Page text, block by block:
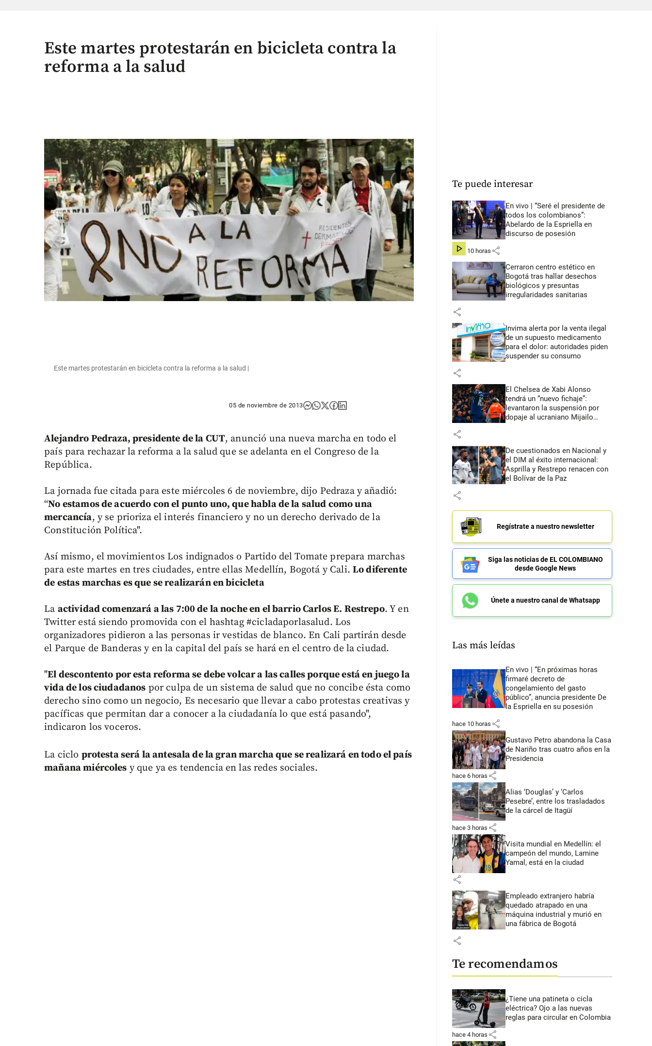
Este martes protestarán en bicicleta contra la
reforma a la salud
Este martes protestarán en bicicleta contra la reforma a la salud |
05 de noviembre de 2013
Alejandro Pedraza, presidente de la CUT, anunció una nueva marcha en todo el
país para rechazar la reforma a la salud que se adelanta en el Congreso de la
República.
La jornada fue citada para este miércoles 6 de noviembre, dijo Pedraza y añadió:
“No estamos de acuerdo con el punto uno, que habla de la salud como una
mercancía, y se prioriza el interés financiero y no un derecho derivado de la
Constitución Política".
Así mismo, el movimientos Los indignados o Partido del Tomate prepara marchas
para este martes en tres ciudades, entre ellas Medellín, Bogotá y Cali. Lo diferente
de estas marchas es que se realizarán en bicicleta
La actividad comenzará a las 7:00 de la noche en el barrio Carlos E. Restrepo. Y en
Twitter está siendo promovida con el hashtag #cicladaporlasalud. Los
organizadores pidieron a las personas ir vestidas de blanco. En Cali partirán desde
el Parque de Banderas y en la capital del país se hará en el centro de la ciudad.
"El descontento por esta reforma se debe volcar a las calles porque está en juego la
vida de los ciudadanos por culpa de un sistema de salud que no concibe ésta como
derecho sino como un negocio, Es necesario que llevar a cabo protestas creativas y
pacíficas que permitan dar a conocer a la ciudadanía lo que está pasando",
indicaron los voceros.
La ciclo protesta será la antesala de la gran marcha que se realizará en todo el país
mañana miércoles y que ya es tendencia en las redes sociales.
Te puede interesar
En vivo | “Seré el presidente de
todos los colombianos”:
Abelardo de la Espriella en
discurso de posesión
hace 10 horas share
Cerraron centro estético en
Bogotá tras hallar desechos
biológicos y presuntas
irregularidades sanitarias
share
Invima alerta por la venta ilegal
de un supuesto medicamento
para el dolor: autoridades piden
suspender su consumo
share
El Chelsea de Xabi Alonso
tendrá un “nuevo fichaje”:
levantaron la suspensión por
dopaje al ucraniano Mijailo
share
De cuestionados en Nacional y
el DIM al éxito internacional:
Asprilla y Restrepo renacen con
el Bolívar de la Paz
share
Regístrate a nuestro newsletter
Siga las noticias de EL COLOMBIANO
desde Google News
Únete a nuestro canal de Whatsapp
Las más leídas
En vivo | “En próximas horas
firmaré decreto de
congelamiento del gasto
público”, anuncia presidente De
la Espriella en su posesión
hace 10 horas share
Gustavo Petro abandona la Casa
de Nariño tras cuatro años en la
Presidencia
hace 6 horas share
Alias ‘Douglas’ y ‘Carlos
Pesebre’, entre los trasladados
de la cárcel de Itagüí
hace 3 horas share
Visita mundial en Medellín: el
campeón del mundo, Lamine
Yamal, está en la ciudad
share
Empleado extranjero habría
quedado atrapado en una
máquina industrial y murió en
una fábrica de Bogotá
share
Te recomendamos
¿Tiene una patineta o cicla
eléctrica? Ojo a las nuevas
reglas para circular en Colombia
hace 4 horas share